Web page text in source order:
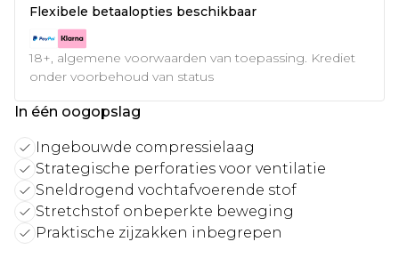
Flexibele betaalopties beschikbaar
18+, algemene voorwaarden van toepassing. Krediet
onder voorbehoud van status
In één oogopslag
Ingebouwde compressielaag
Strategische perforaties voor ventilatie
Sneldrogend vochtafvoerende stof
Stretchstof onbeperkte beweging
Praktische zijzakken inbegrepen